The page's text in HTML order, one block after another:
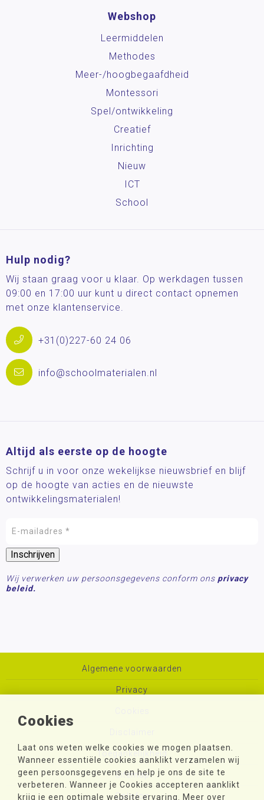
Cookies
Laat ons weten welke cookies we mogen plaatsen.
Wanneer essentiële cookies aanklikt verzamelen wij
geen persoonsgegevens en help je ons de site te
verbeteren. Wanneer je Cookies accepteren aanklikt
krijg je een optimale website ervaring. Meer over
Webshop
Leermiddelen
Methodes
Meer-/hoog­begaafdheid
Montessori
Spel/ontwikkeling
Creatief
Inrichting
Nieuw
ICT
School
Hulp nodig?
Wij staan graag voor u klaar. Op werkdagen tussen
09:00 en 17:00 uur kunt u direct contact opnemen
met onze klantenservice.
+31(0)227-60 24 06
info@schoolmaterialen.nl
Altijd als eerste op de hoogte
Schrijf u in voor onze wekelijkse nieuwsbrief en blijf
op de hoogte van acties en de nieuwste
ontwikkelingsmaterialen!
Wij verwerken uw persoonsgegevens conform ons privacy
beleid.
Algemene voorwaarden
Privacy
Toegankelijkheid
Sitemap
Colofon